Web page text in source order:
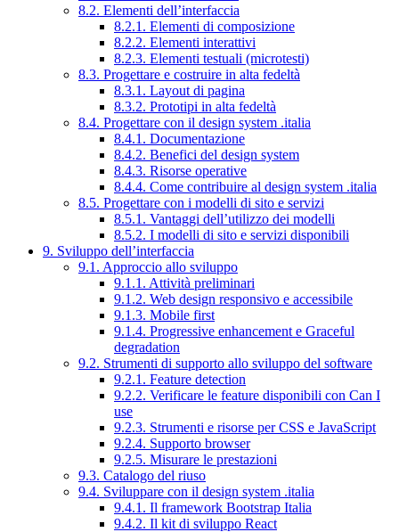
8.2. Elementi dell’interfaccia
8.2.1. Elementi di composizione
8.2.2. Elementi interattivi
8.2.3. Elementi testuali (microtesti)
8.3. Progettare e costruire in alta fedeltà
8.3.1. Layout di pagina
8.3.2. Prototipi in alta fedeltà
8.4. Progettare con il design system .italia
8.4.1. Documentazione
8.4.2. Benefici del design system
8.4.3. Risorse operative
8.4.4. Come contribuire al design system .italia
8.5. Progettare con i modelli di sito e servizi
8.5.1. Vantaggi dell’utilizzo dei modelli
8.5.2. I modelli di sito e servizi disponibili
9. Sviluppo dell’interfaccia
9.1. Approccio allo sviluppo
9.1.1. Attività preliminari
9.1.2. Web design responsivo e accessibile
9.1.3. Mobile first
9.1.4. Progressive enhancement e Graceful
degradation
9.2. Strumenti di supporto allo sviluppo del software
9.2.1. Feature detection
9.2.2. Verificare le feature disponibili con Can I
use
9.2.3. Strumenti e risorse per CSS e JavaScript
9.2.4. Supporto browser
9.2.5. Misurare le prestazioni
9.3. Catalogo del riuso
9.4. Sviluppare con il design system .italia
9.4.1. Il framework Bootstrap Italia
9.4.2. Il kit di sviluppo React